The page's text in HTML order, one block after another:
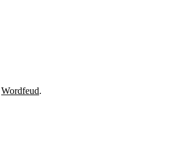
Wordfeud.